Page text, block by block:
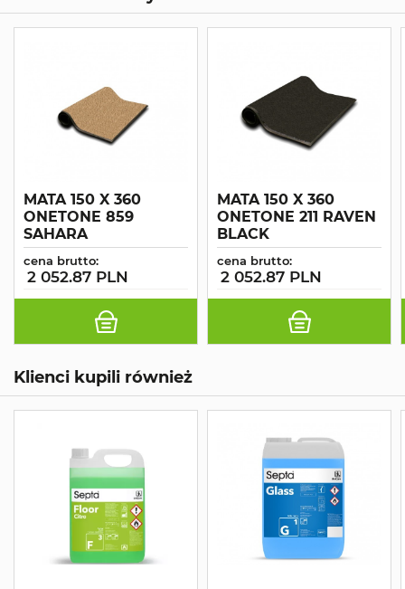
MATA 150 X 360
ONETONE 859
SAHARA
cena brutto:
2 052.87 PLN
MATA 150 X 360
ONETONE 211 RAVEN
BLACK
cena brutto:
2 052.87 PLN
Klienci kupili również